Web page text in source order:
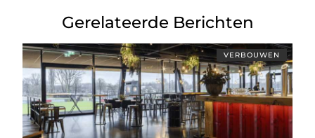
Gerelateerde Berichten
VERBOUWEN